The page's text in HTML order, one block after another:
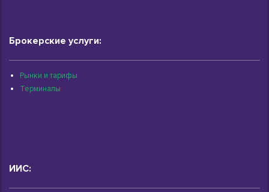
Брокерские услуги:
Рынки и тарифы
Терминалы
ИИС: